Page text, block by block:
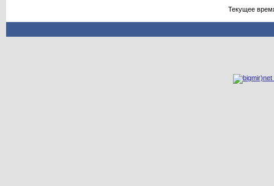
Текущее